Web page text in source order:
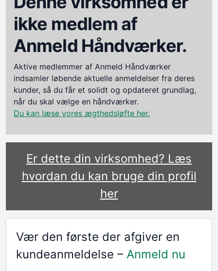
ikke medlem af
Anmeld Håndværker.
Aktive medlemmer af Anmeld Håndværker
indsamler løbende aktuelle anmeldelser fra deres
kunder, så du får et solidt og opdateret grundlag,
når du skal vælge en håndværker.
Du kan læse vores ægthedsløfte her.
Er dette din virksomhed? Læs
hvordan du kan bruge din profil
her
Vær den første der afgiver en
kundeanmeldelse – Anmeld nu